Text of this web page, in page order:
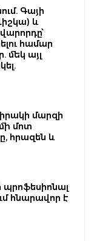
Գայի
և
համար
մեկ այլ
մարզի
մոտ
հրազեն և
հնարավոր է